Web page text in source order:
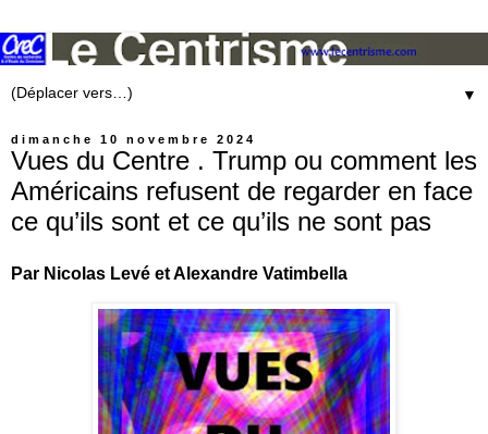
▼
dimanche 10 novembre 2024
Vues du Centre . Trump ou comment les
Américains refusent de regarder en face
ce qu’ils sont et ce qu’ils ne sont pas
Par Nicolas Levé et Alexandre Vatimbella